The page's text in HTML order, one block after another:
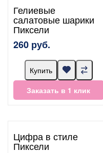
Гелиевые
салатовые шарики
Пиксели
260 руб.
Купить
Заказать в 1 клик
Цифра в стиле
Пиксели